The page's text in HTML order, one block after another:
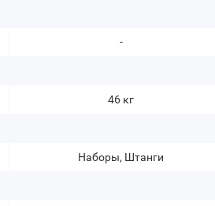
-
46 кг
Наборы, Штанги